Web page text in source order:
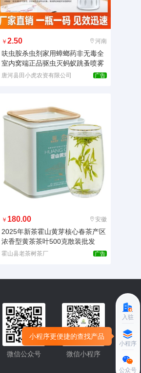
￥ 2.50 河南
呋虫胺杀虫剂家用蟑螂药非无毒全
室内窝端正品驱虫灭蚂蚁跳蚤喷雾
唐河县田小虎农资有限公司 广告
￥ 180.00 安徽
2025年新茶霍山黄芽核心春茶产区
浓香型黄茶茶叶500克散装批发
霍山县老茶树茶厂 广告
微信小程序
微信公众号
入驻
小程序
小程序更便捷的查找产品
公众号